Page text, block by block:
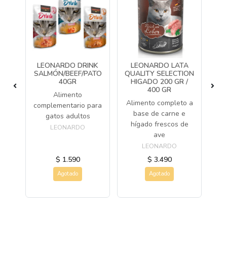
LEONARDO DRINK
SALMÓN/BEEF/PATO
40GR
Alimento
complementario para
gatos adultos
LEONARDO
$ 1.590
Agotado
LEONARDO LATA
QUALITY SELECTION
HIGADO 200 GR /
400 GR
Alimento completo a
base de carne e
hígado frescos de
ave
LEONARDO
$ 3.490
Agotado